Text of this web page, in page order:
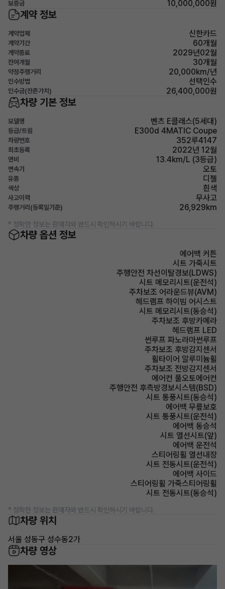
보증금 10,000,000원
계약 정보
계약업체 신한카드
계약기간 60개월
계약종료 2029년02월
잔여개월 30개월
약정주행거리 20,000km/년
인수방법 선택인수
인수금(잔존가치) 26,400,000원
차량 기본 정보
모델명 벤츠 E클래스(5세대)
등급/트림 E300d 4MATIC Coupe
차량번호 352루4147
최초등록 2022년 12월
연비 13.4km/L (3등급)
변속기 오토
유종 디젤
색상 흰색
사고이력 무사고
주행거리(등록일기준) 26,929km
* 정확한 정보는 판매자와 반드시 확인하시기 바랍니다.
차량 옵션 정보
에어백 커튼
시트 가죽시트
주행안전 차선이탈경보(LDWS)
시트 메모리시트(운전석)
주차보조 어라운드뷰(AVM)
헤드램프 하이빔 어시스트
시트 메모리시트(동승석)
주차보조 후방카메라
헤드램프 LED
썬루프 파노라마썬루프
주차보조 후방감지센서
휠타이어 알루미늄휠
주차보조 전방감지센서
에어컨 풀오토에어컨
주행안전 후측방경보시스템(BSD)
시트 통풍시트(동승석)
에어백 무릎보호
시트 통풍시트(운전석)
에어백 동승석
시트 열선시트(앞)
에어백 운전석
스티어링휠 열선내장
시트 전동시트(운전석)
에어백 사이드
스티어링휠 가죽스티어링휠
시트 전동시트(동승석)
* 정확한 정보는 판매자와 반드시 확인하시기 바랍니다.
차량 위치
서울 성동구 성수동2가
차량 영상